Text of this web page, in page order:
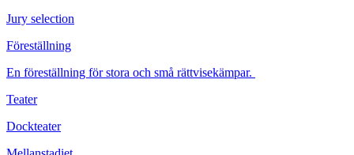
Jury selection
Föreställning
En föreställning för stora och små rättvisekämpar.
Teater
Dockteater